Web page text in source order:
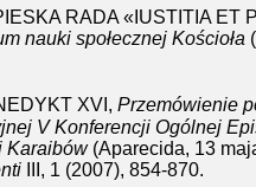
RADA «IUSTITIA ET
nauki społecznej Kościoła
XVI, Przemówienie
V Konferencji Ogólnej
Karaibów(Aparecida, 13
III, 1 (2007), 854-870.